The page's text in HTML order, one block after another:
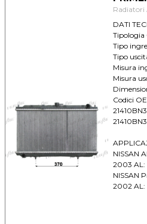
Radiatori
DATI
Tipo
Tipo
Misura
Misura
Codici
NISSAN
2003 AL:
NISSAN
2002 AL: